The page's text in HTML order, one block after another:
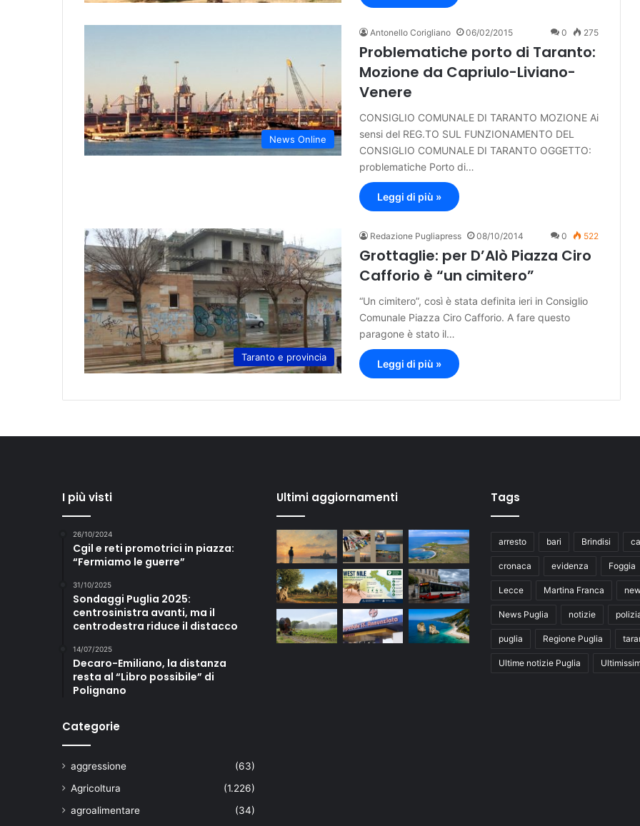
News Online
Antonello Corigliano 06/02/2015 0 275
Problematiche porto di Taranto:
Mozione da Capriulo-Liviano-
Venere
CONSIGLIO COMUNALE DI TARANTO MOZIONE Ai
sensi del REG.TO SUL FUNZIONAMENTO DEL
CONSIGLIO COMUNALE DI TARANTO OGGETTO:
problematiche Porto di…
Leggi di più »
Taranto e provincia
Redazione Pugliapress 08/10/2014 0 522
Grottaglie: per D’Alò Piazza Ciro
Cafforio è “un cimitero”
“Un cimitero”, così è stata definita ieri in Consiglio
Comunale Piazza Ciro Cafforio. A fare questo
paragone è stato il…
Leggi di più »
I più visti
26/10/2024
Cgil e reti promotrici in piazza:
“Fermiamo le guerre”
31/10/2025
Sondaggi Puglia 2025:
centrosinistra avanti, ma il
centrodestra riduce il distacco
14/07/2025
Decaro-Emiliano, la distanza
resta al “Libro possibile” di
Polignano
Categorie
aggressione
(63)
Agricoltura
(1.226)
agroalimentare
(34)
Ultimi aggiornamenti Tags
arresto bari Brindisi
cronaca evidenza Foggia
Lecce Martina Franca
News Puglia notizie
puglia Regione Puglia
Ultime notizie Puglia